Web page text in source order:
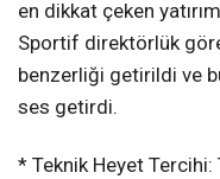
en dikkat çeken
Sportif direktörlük
benzerliği getirildi ve
ses getirdi.
* Teknik Heyet Tercihi: